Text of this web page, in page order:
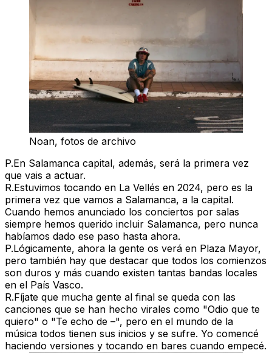
Noan, fotos de archivo
P.En Salamanca capital, además, será la primera vez
que vais a actuar.
R.Estuvimos tocando en La Vellés en 2024, pero es la
primera vez que vamos a Salamanca, a la capital.
Cuando hemos anunciado los conciertos por salas
siempre hemos querido incluir Salamanca, pero nunca
habíamos dado ese paso hasta ahora.
P.Lógicamente, ahora la gente os verá en Plaza Mayor,
pero también hay que destacar que todos los comienzos
son duros y más cuando existen tantas bandas locales
en el País Vasco.
R.Fíjate que mucha gente al final se queda con las
canciones que se han hecho virales como "Odio que te
quiero" o "Te echo de –", pero en el mundo de la
música todos tienen sus inicios y se sufre. Yo comencé
haciendo versiones y tocando en bares cuando empecé.